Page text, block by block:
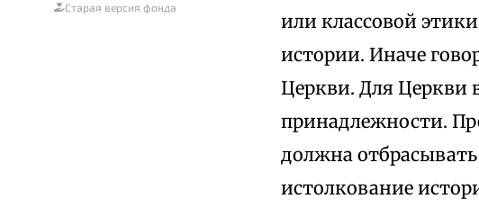
Старая версия фонда
или классовой
истории. Иначе
Церкви. Для Церкви
принадлежности.
должна
истолкование